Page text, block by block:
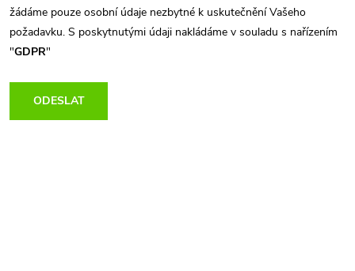
žádáme pouze osobní údaje nezbytné k uskutečnění Vašeho
požadavku. S poskytnutými údaji nakládáme v souladu s nařízením
"GDPR"
ODESLAT